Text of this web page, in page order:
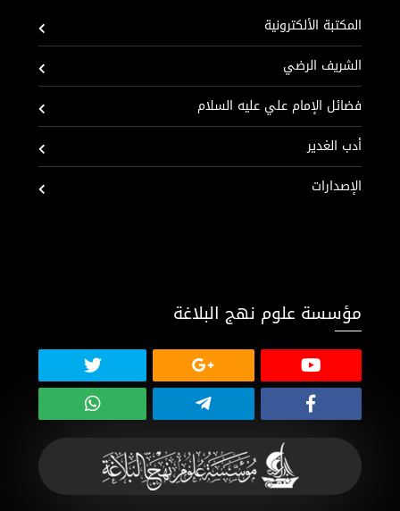
المكتبة الألكترونية
الشريف الرضي
فضائل الإمام علي عليه السلام
أدب الغدير
الإصدارات
مؤسسة علوم نهج البلاغة